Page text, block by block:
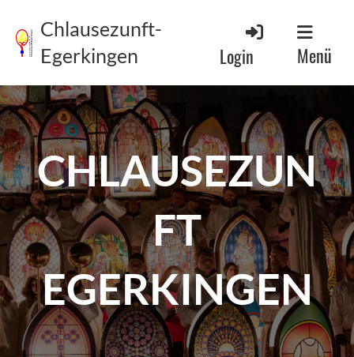
Chlausezunft-
Egerkingen
Login Menü
CHLAUSEZUN
FT
EGERKINGEN